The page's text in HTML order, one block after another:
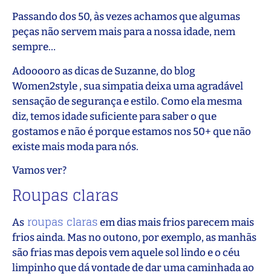
Passando dos 50, às vezes achamos que algumas
peças não servem mais para a nossa idade, nem
sempre…
Adooooro as dicas de Suzanne, do blog
Women2style , sua simpatia deixa uma agradável
sensação de segurança e estilo. Como ela mesma
diz, temos idade suficiente para saber o que
gostamos e não é porque estamos nos 50+ que não
existe mais moda para nós.
Vamos ver?
Roupas claras
As roupas clarasem dias mais frios parecem mais
frios ainda. Mas no outono, por exemplo, as manhãs
são frias mas depois vem aquele sol lindo e o céu
limpinho que dá vontade de dar uma caminhada ao